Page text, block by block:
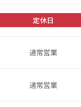
定休日
通常営業
通常営業